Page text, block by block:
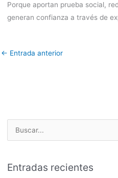
Porque aportan prueba social,
generan confianza a través de
← Entrada anterior
c
Entradas recientes